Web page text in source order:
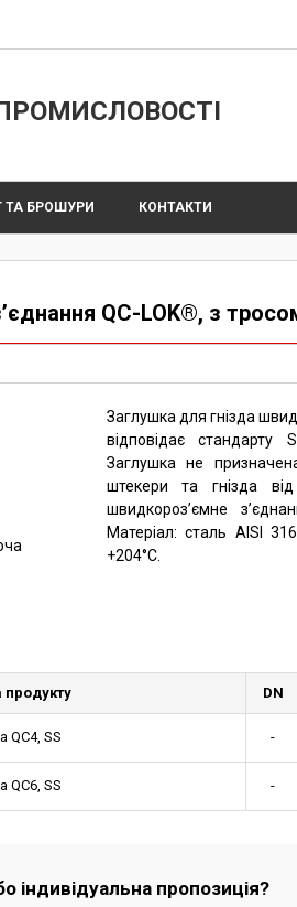
ТА БРОШУРИ КОНТАКТИ
QC-LOK®, з
Заглушка для гнізда
відповідає стандарту
Заглушка не
штекери та гнізда
швидкороз’ємне
Матеріал: сталь AISI
+204°C.
продукту DN
QC4, SS -
QC6, SS -
індивідуальна пропозиція?